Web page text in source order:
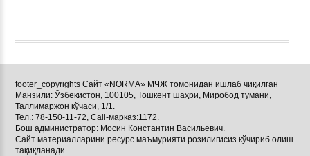
footer_copyrights Сайт «NORMA» МЧЖ томонидан ишлаб чиқилган
Манзили: Ўзбекистон, 100105, Тошкент шаҳри, Миробод тумани,
Таллимаржон кўчаси, 1/1.
Тел.: 78-150-11-72, Call-марказ:1172.
Бош администратор: Мосин Константин Васильевич.
Сайт материалларини ресурс маъмурияти розилигисиз кўчириб олиш
тақиқланади.